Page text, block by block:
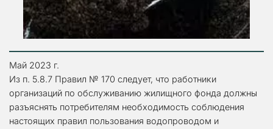
Май 2023 г.
Из п. 5.8.7 Правил № 170 следует, что работники
организаций по обслуживанию жилищного фонда должны
разъяснять потребителям необходимость соблюдения
настоящих правил пользования водопроводом и